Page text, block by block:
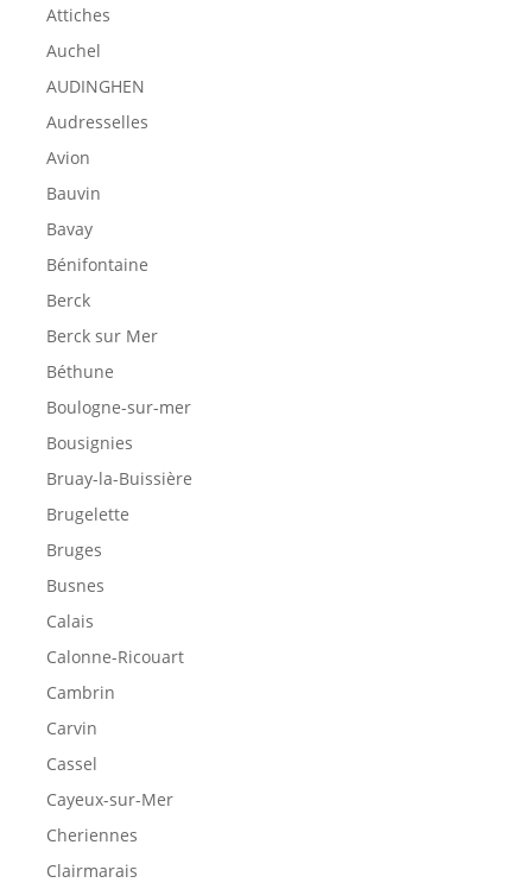
Attiches
Auchel
AUDINGHEN
Audresselles
Avion
Bauvin
Bavay
Bénifontaine
Berck
Berck sur Mer
Béthune
Boulogne-sur-mer
Bousignies
Bruay-la-Buissière
Brugelette
Bruges
Busnes
Calais
Calonne-Ricouart
Cambrin
Carvin
Cassel
Cayeux-sur-Mer
Cheriennes
Clairmarais